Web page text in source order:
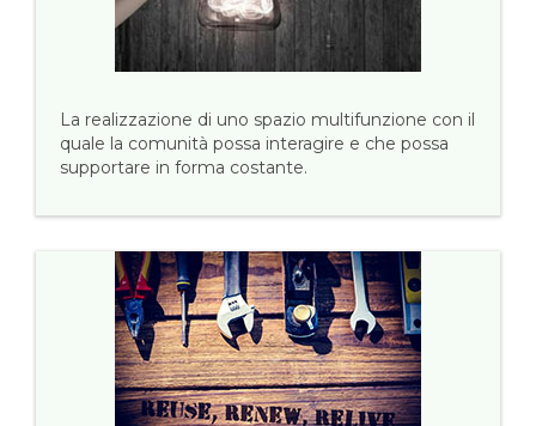
La realizzazione di uno spazio multifunzione con il
quale la comunità possa interagire e che possa
supportare in forma costante.